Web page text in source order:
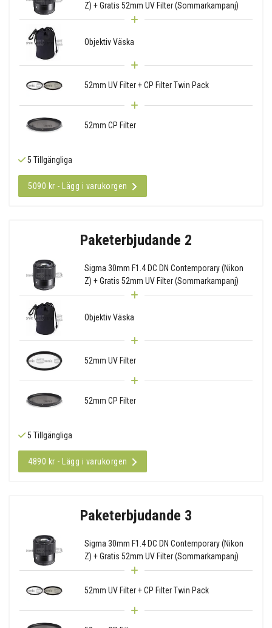
Z) + Gratis 52mm UV Filter (Sommarkampanj)
Objektiv Väska
52mm UV Filter + CP Filter Twin Pack
52mm CP Filter
5 Tillgängliga
5090 kr - Lägg i varukorgen
Paketerbjudande 2
Sigma 30mm F1.4 DC DN Contemporary (Nikon
Z) + Gratis 52mm UV Filter (Sommarkampanj)
Objektiv Väska
52mm UV Filter
52mm CP Filter
5 Tillgängliga
4890 kr - Lägg i varukorgen
Paketerbjudande 3
Sigma 30mm F1.4 DC DN Contemporary (Nikon
Z) + Gratis 52mm UV Filter (Sommarkampanj)
52mm UV Filter + CP Filter Twin Pack